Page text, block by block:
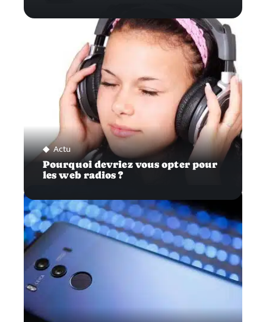
Actu
Pourquoi devriez vous opter pour
les web radios ?